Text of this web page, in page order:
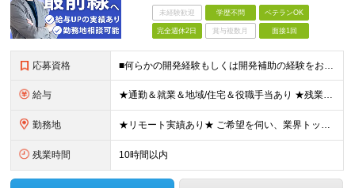
未経験歓迎 学歴不問 ベテランOK
完全週休2日 賞与複数月 面接1回
応募資格 ■何らかの開発経験もしくは開発補助の経験をお持ちの方 ■学歴不問 ★ブランクのある方、地方在住の方も大歓迎です！
給与 ★通勤＆就業＆地域/住宅＆役職手当あり ★残業代は全額支給 ★選べる給与制度あり！ ★東京・神奈川・千葉・埼玉勤務の場合 月給23.5万円～55万円＋諸手当 （残業代は全額支給） (20,000円の
勤務地 ★リモート実績あり★ ご希望を伺い、業界トップクラス約7,000件の取引事業所数、90,000件以上のプロジェクトから検討をいたします。 全国の取引先での就業となります（沖縄を除く） ※勤務地
残業時間 10時間以内